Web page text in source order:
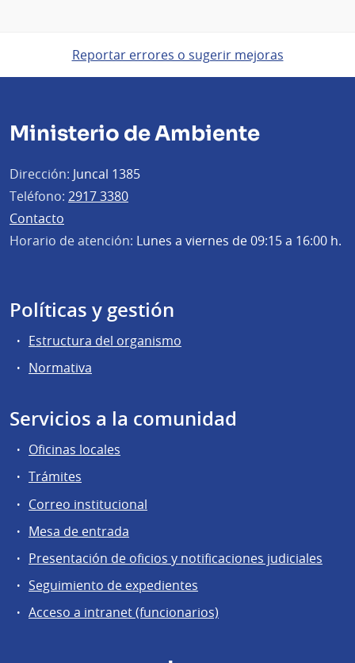
Reportar errores o sugerir mejoras
Ministerio de Ambiente
Dirección: Juncal 1385
Teléfono: 2917 3380
Contacto
Horario de atención: Lunes a viernes de 09:15 a 16:00 h.
Políticas y gestión
Estructura del organismo
Normativa
Servicios a la comunidad
Oficinas locales
Trámites
Correo institucional
Mesa de entrada
Presentación de oficios y notificaciones judiciales
Seguimiento de expedientes
Acceso a intranet (funcionarios)